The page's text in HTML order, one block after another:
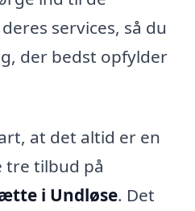
services, så du
der bedst opfylder
at det altid er en
tre tilbud på
i Undløse. Det